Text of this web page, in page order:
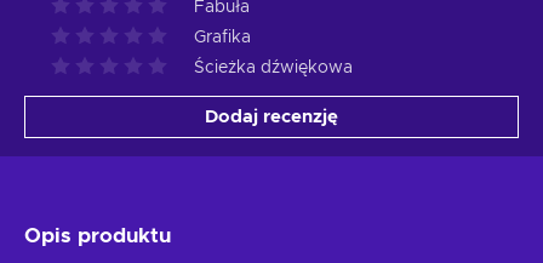
Fabuła
Grafika
Ścieżka dźwiękowa
Dodaj recenzję
Opis produktu